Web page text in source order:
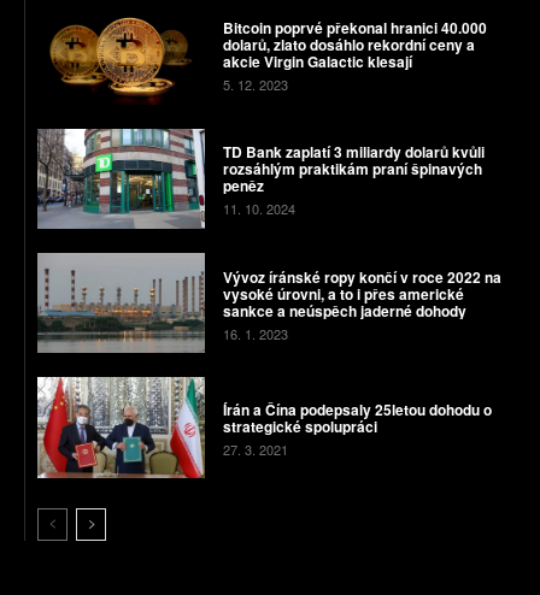
Bitcoin poprvé překonal hranici 40.000
dolarů, zlato dosáhlo rekordní ceny a
akcie Virgin Galactic klesají
5. 12. 2023
TD Bank zaplatí 3 miliardy dolarů kvůli
rozsáhlým praktikám praní špinavých
peněz
11. 10. 2024
Vývoz íránské ropy končí v roce 2022 na
vysoké úrovni, a to i přes americké
sankce a neúspěch jaderné dohody
16. 1. 2023
Írán a Čína podepsaly 25letou dohodu o
strategické spolupráci
27. 3. 2021